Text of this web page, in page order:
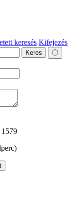
keresés Kifejezés
Keres ⓘ